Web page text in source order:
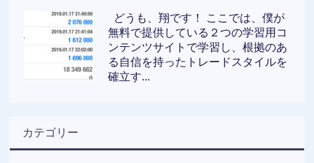
どうも、翔です！ ここでは、僕が
無料で提供している２つの学習用コ
ンテンツサイトで学習し、根拠のあ
る自信を持ったトレードスタイルを
確立す...
カテゴリー